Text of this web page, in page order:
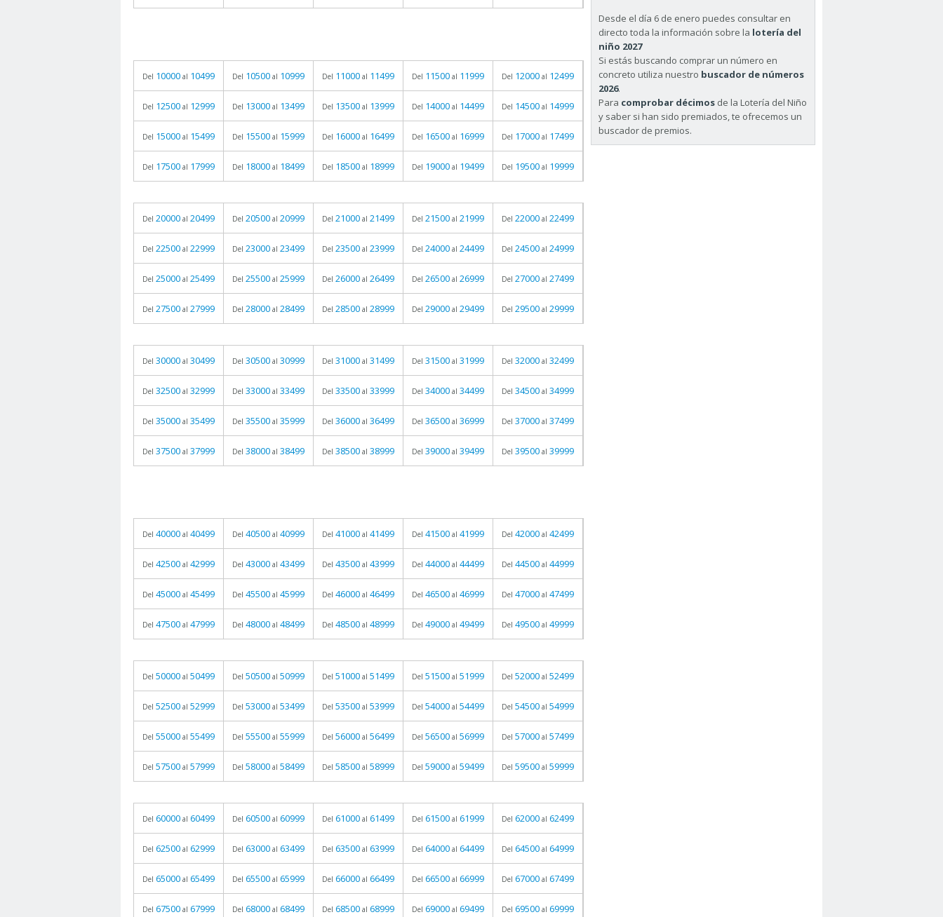
Del 10000 al 10499 Del 10500 al 10999 Del 11000 al 11499 Del 11500 al 11999 Del 12000 al 12499
Del 12500 al 12999 Del 13000 al 13499 Del 13500 al 13999 Del 14000 al 14499 Del 14500 al 14999
Del 15000 al 15499 Del 15500 al 15999 Del 16000 al 16499 Del 16500 al 16999 Del 17000 al 17499
Del 17500 al 17999 Del 18000 al 18499 Del 18500 al 18999 Del 19000 al 19499 Del 19500 al 19999
Del 20000 al 20499 Del 20500 al 20999 Del 21000 al 21499 Del 21500 al 21999 Del 22000 al 22499
Del 22500 al 22999 Del 23000 al 23499 Del 23500 al 23999 Del 24000 al 24499 Del 24500 al 24999
Del 25000 al 25499 Del 25500 al 25999 Del 26000 al 26499 Del 26500 al 26999 Del 27000 al 27499
Del 27500 al 27999 Del 28000 al 28499 Del 28500 al 28999 Del 29000 al 29499 Del 29500 al 29999
Del 30000 al 30499 Del 30500 al 30999 Del 31000 al 31499 Del 31500 al 31999 Del 32000 al 32499
Del 32500 al 32999 Del 33000 al 33499 Del 33500 al 33999 Del 34000 al 34499 Del 34500 al 34999
Del 35000 al 35499 Del 35500 al 35999 Del 36000 al 36499 Del 36500 al 36999 Del 37000 al 37499
Del 37500 al 37999 Del 38000 al 38499 Del 38500 al 38999 Del 39000 al 39499 Del 39500 al 39999
Del 40000 al 40499 Del 40500 al 40999 Del 41000 al 41499 Del 41500 al 41999 Del 42000 al 42499
Del 42500 al 42999 Del 43000 al 43499 Del 43500 al 43999 Del 44000 al 44499 Del 44500 al 44999
Del 45000 al 45499 Del 45500 al 45999 Del 46000 al 46499 Del 46500 al 46999 Del 47000 al 47499
Del 47500 al 47999 Del 48000 al 48499 Del 48500 al 48999 Del 49000 al 49499 Del 49500 al 49999
Del 50000 al 50499 Del 50500 al 50999 Del 51000 al 51499 Del 51500 al 51999 Del 52000 al 52499
Del 52500 al 52999 Del 53000 al 53499 Del 53500 al 53999 Del 54000 al 54499 Del 54500 al 54999
Del 55000 al 55499 Del 55500 al 55999 Del 56000 al 56499 Del 56500 al 56999 Del 57000 al 57499
Del 57500 al 57999 Del 58000 al 58499 Del 58500 al 58999 Del 59000 al 59499 Del 59500 al 59999
Del 60000 al 60499 Del 60500 al 60999 Del 61000 al 61499 Del 61500 al 61999 Del 62000 al 62499
Del 62500 al 62999 Del 63000 al 63499 Del 63500 al 63999 Del 64000 al 64499 Del 64500 al 64999
Del 65000 al 65499 Del 65500 al 65999 Del 66000 al 66499 Del 66500 al 66999 Del 67000 al 67499
Del 67500 al 67999 Del 68000 al 68499 Del 68500 al 68999 Del 69000 al 69499 Del 69500 al 69999
Desde el día 6 de enero puedes consultar en
directo toda la información sobre la lotería del
niño 2027
Si estás buscando comprar un número en
concreto utiliza nuestro buscador de números
2026.
Para comprobar décimos de la Lotería del Niño
y saber si han sido premiados, te ofrecemos un
buscador de premios.